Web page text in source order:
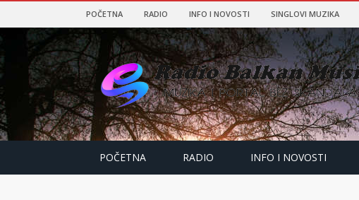
POČETNA RADIO INFO I NOVOSTI SINGLOVI MUZIKA
POČETNA RADIO INFO I NOVOSTI